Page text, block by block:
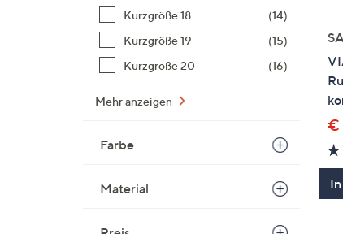
Kurzgröße 18
(14)
Kurzgröße 19
(15)
Kurzgröße 20
(16)
Mehr anzeigen
Farbe
Material
€